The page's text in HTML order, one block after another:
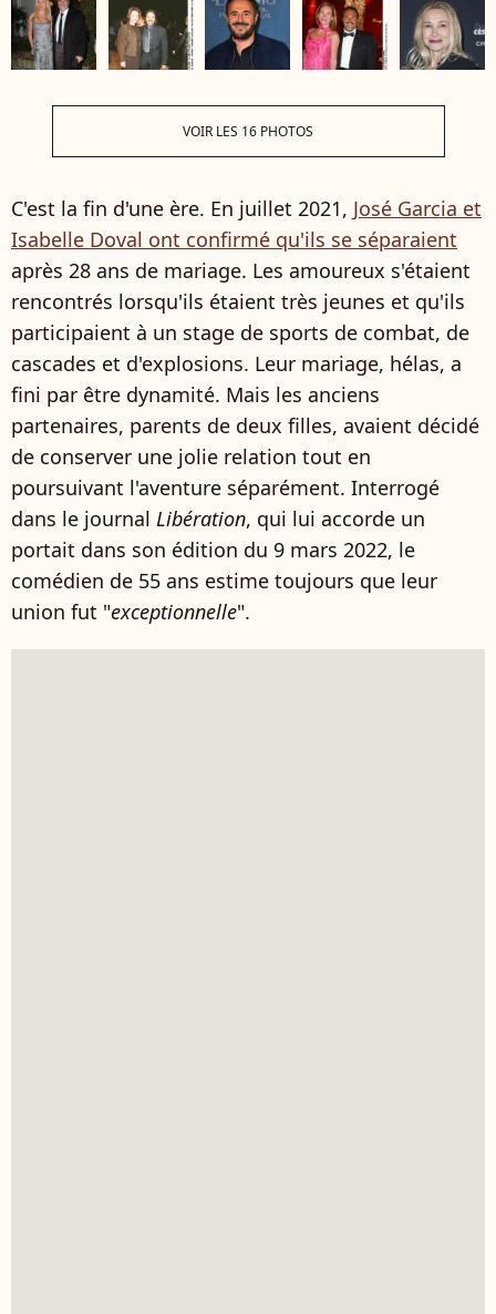
VOIR LES 16 PHOTOS
C'est la fin d'une ère. En juillet 2021, José Garcia et
Isabelle Doval ont confirmé qu'ils se séparaient
après 28 ans de mariage. Les amoureux s'étaient
rencontrés lorsqu'ils étaient très jeunes et qu'ils
participaient à un stage de sports de combat, de
cascades et d'explosions. Leur mariage, hélas, a
fini par être dynamité. Mais les anciens
partenaires, parents de deux filles, avaient décidé
de conserver une jolie relation tout en
poursuivant l'aventure séparément. Interrogé
dans le journal Libération, qui lui accorde un
portait dans son édition du 9 mars 2022, le
comédien de 55 ans estime toujours que leur
union fut "exceptionnelle".